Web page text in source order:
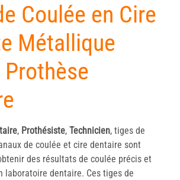
Coulée en Cire
Métallique
, Prothésiste, Technicien, tiges de
de coulée et cire dentaire sont
des résultats de coulée précis et
laboratoire dentaire. Ces tiges de